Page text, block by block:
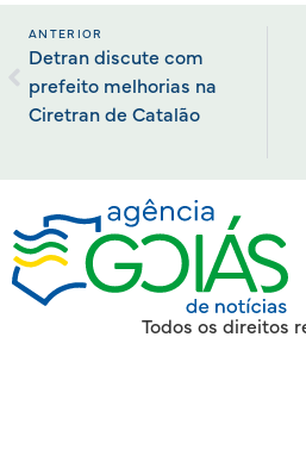
ANTERIOR
Detran discute com
prefeito melhorias na
Ciretran de Catalão
Todos os direitos